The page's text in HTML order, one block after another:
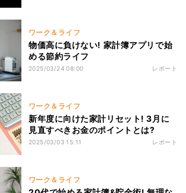
ワーク＆ライフ
物価高に負けない! 家計簿アプリで始
める節約ライフ
2025/03/24 08:00 レポート
ワーク＆ライフ
新年度に向けた家計リセット! 3月に
見直すべきお金のポイントとは?
2025/03/03 15:11 レポート
ワーク＆ライフ